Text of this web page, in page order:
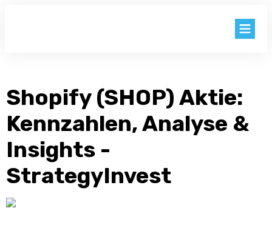
KNOW HOW
Shopify (SHOP) Aktie:
Kennzahlen, Analyse &
Insights -
StrategyInvest